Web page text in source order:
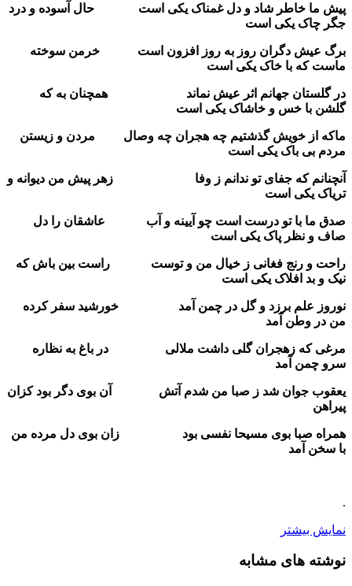
پیش ما خاطر شاد و دل غمناک یکی است حال آسوده و درد
جگر چاک یکی است
برگ عیش دگران روز به روز افزون است خرمن سوخته
ماست که با خاک یکی است
در گلستان جهانم اثر عیش نماند همچنان به که
گلشن با خس و خاشاک یکی است
ماکه از خویش گذشتیم چه هجران چه وصال مردن و زیستن
مردم بی باک یکی است
آنچنانم که جفای تو ندانم ز وفا زهر پیش من دیوانه و
تریاک یکی است
صدق ما با تو درست است چو آیینه و آب عاشقان را دل
صاف و نظر پاک یکی است
راحت و رنج فغانی ز خیال من و توست راست بین باش که
نیک و بد افلاک یکی است
نوروز علم برزد و گل در چمن آمد خورشید سفر کرده
من در وطن آمد
مرغی که زهجران گلی داشت ملالی در باغ به نظاره
سرو چمن آمد
یعقوب جوان شد ز صبا من شدم آتش آن بوی دگر بود کزان
پیراهن
همراه صبا بوی مسیحا نفسی بود زان بوی دل مرده من
با سخن آمد
.
نمایش بیشتر
نوشته های مشابه